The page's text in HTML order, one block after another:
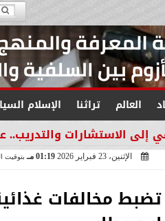
العالم تراثنا الإسلام
والتدريب.. عبدالرحمن
الإثنين، 23 فبراير 2026 01:19 مـ بتوقيت
مخالفات